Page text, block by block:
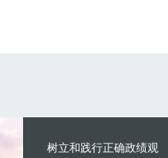
树立和践行正确政绩观